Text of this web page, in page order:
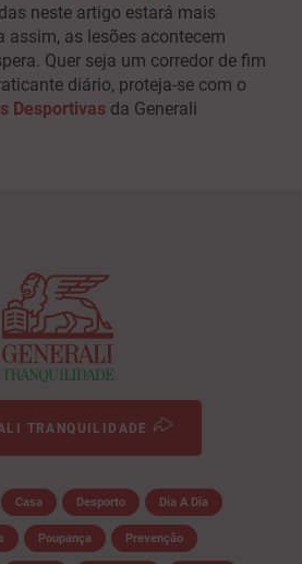
neste artigo estará mais
assim, as lesões acontecem
Quer seja um corredor de fim
diário, proteja-se com o
Desportivas da Generali
TRANQUILIDADE
Casa Desporto Dia A Dia
Poupança Prevenção